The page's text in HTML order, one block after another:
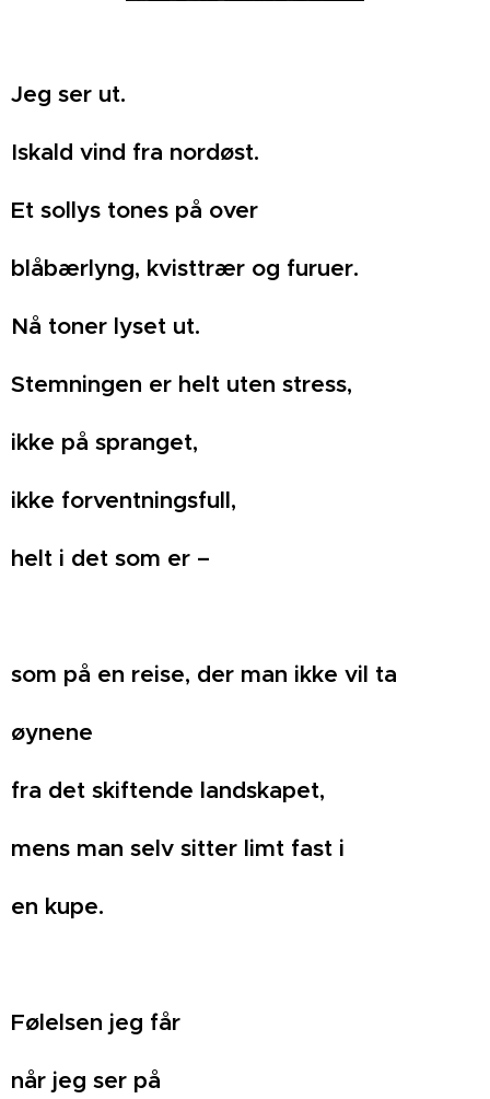
Jeg ser ut.
Iskald vind fra nordøst.
Et sollys tones på over
blåbærlyng, kvisttrær og furuer.
Nå toner lyset ut.
Stemningen er helt uten stress,
ikke på spranget,
ikke forventningsfull,
helt i det som er –
som på en reise, der man ikke vil ta
øynene
fra det skiftende landskapet,
mens man selv sitter limt fast i
en kupe.
Følelsen jeg får
når jeg ser på